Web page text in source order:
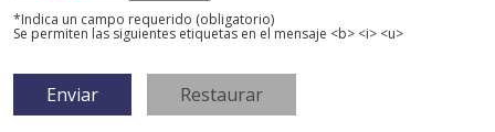
*Indica un campo requerido (obligatorio)
Se permiten las siguientes etiquetas en el mensaje <b> <i> <u>